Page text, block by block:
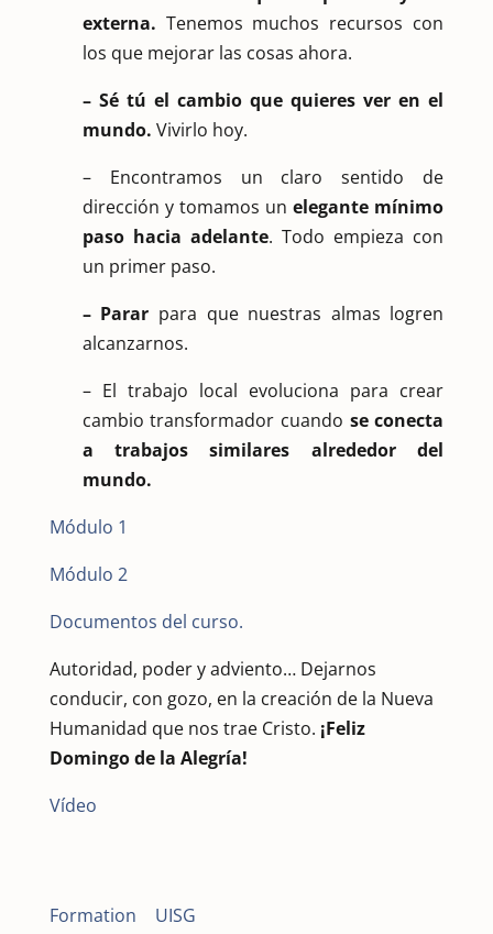
externa. Tenemos muchos recursos con
los que mejorar las cosas ahora.
– Sé tú el cambio que quieres ver en el
mundo. Vivirlo hoy.
– Encontramos un claro sentido de
dirección y tomamos unelegante mínimo
paso hacia adelante. Todo empieza con
un primer paso.
– Parar para que nuestras almas logren
alcanzarnos.
– El trabajo local evoluciona para crear
cambio transformador cuando se conecta
a trabajos similares alrededor del
mundo.
Módulo 1
Módulo 2
Documentos del curso.
Autoridad, poder y adviento… Dejarnos
conducir, con gozo, en la creación de la Nueva
Humanidad que nos trae Cristo. ¡Feliz
Domingo de la Alegría!
Vídeo
Formation UISG